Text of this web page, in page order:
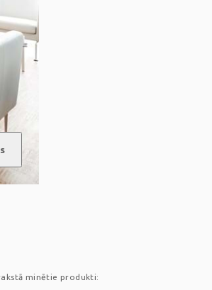
minētie produkti: